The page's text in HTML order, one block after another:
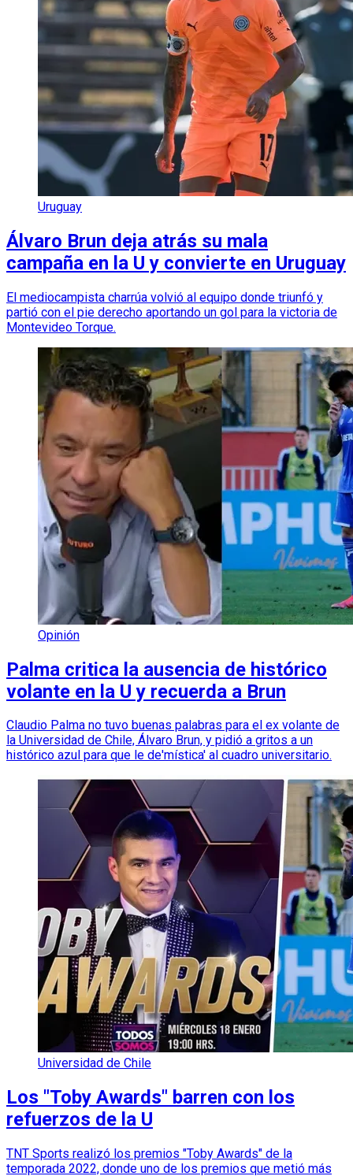
Uruguay
Álvaro Brun deja atrás su mala
campaña en la U y convierte en Uruguay
El mediocampista charrúa volvió al equipo donde triunfó y
partió con el pie derecho aportando un gol para la victoria de
Montevideo Torque.
Opinión
Palma critica la ausencia de histórico
volante en la U y recuerda a Brun
Claudio Palma no tuvo buenas palabras para el ex volante de
la Universidad de Chile, Álvaro Brun, y pidió a gritos a un
histórico azul para que le de'mística' al cuadro universitario.
Universidad de Chile
Los "Toby Awards" barren con los
refuerzos de la U
TNT Sports realizó los premios "Toby Awards" de la
temporada 2022, donde uno de los premios que metió más